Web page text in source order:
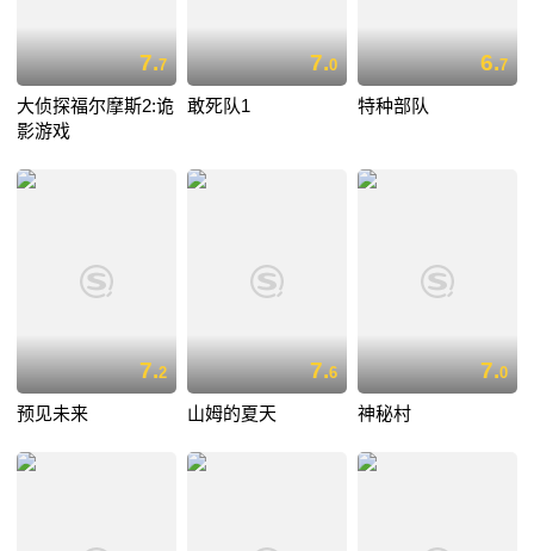
7.7
大侦探福尔摩斯2:诡
影游戏
7.0
敢死队1
6.7
特种部队
7.2
预见未来
7.6
山姆的夏天
7.0
神秘村